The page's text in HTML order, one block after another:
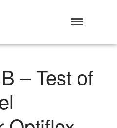
L’Association Exera
Organisation
Opérations
d'Equipements de mesure,
– Test of